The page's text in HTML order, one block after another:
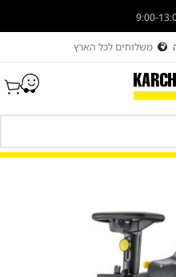
משלוחים לכל הארץ